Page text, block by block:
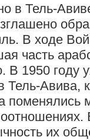
в Тель-
В ходе
часть
В 1950 году
Тель-Авива,
поменялись
их